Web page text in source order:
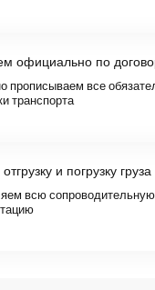
официально по
прописываем все
транспорта
и погрузку груза
всю сопроводительную